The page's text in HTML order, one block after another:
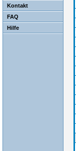
Kontakt
FAQ
Hilfe